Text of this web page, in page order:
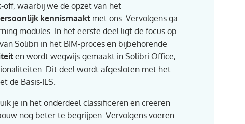
waarbij we de opzet van het
kennismaakt met ons. Vervolgens ga
modules. In het eerste deel ligt de focus op
Solibri in het BIM-proces en bijbehorende
en wordt wegwijs gemaakt in Solibri Office,
Dit deel wordt afgesloten met het
de Basis-ILS.
je in het onderdeel classificeren en creëren
nog beter te begrijpen. Vervolgens voeren